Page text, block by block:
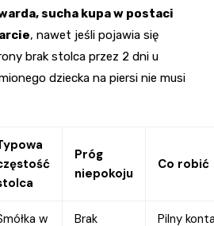
sucha kupa w postaci
, nawet jeśli pojawia się
brak stolca przez 2 dni u
dziecka na piersi nie musi
Próg
niepokoju
Co robić
w
Brak
Pilny